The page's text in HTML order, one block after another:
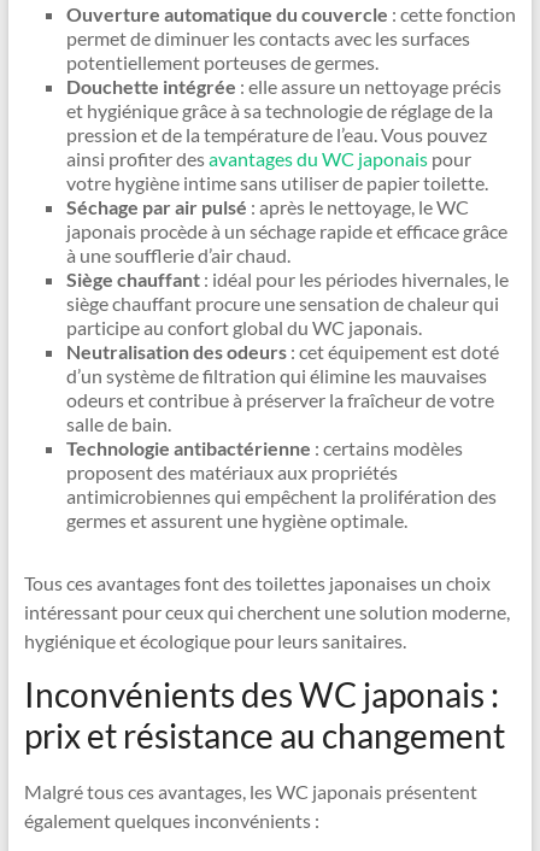
Ouverture automatique du couvercle : cette fonction
permet de diminuer les contacts avec les surfaces
potentiellement porteuses de germes.
Douchette intégrée : elle assure un nettoyage précis
et hygiénique grâce à sa technologie de réglage de la
pression et de la température de l’eau. Vous pouvez
ainsi profiter desavantages du WC japonaispour
votre hygiène intime sans utiliser de papier toilette.
Séchage par air pulsé : après le nettoyage, le WC
japonais procède à un séchage rapide et efficace grâce
à une soufflerie d’air chaud.
Siège chauffant: idéal pour les périodes hivernales, le
siège chauffant procure une sensation de chaleur qui
participe au confort global du WC japonais.
Neutralisation des odeurs: cet équipement est doté
d’un système de filtration qui élimine les mauvaises
odeurs et contribue à préserver la fraîcheur de votre
salle de bain.
Technologie antibactérienne : certains modèles
proposent des matériaux aux propriétés
antimicrobiennes qui empêchent la prolifération des
germes et assurent une hygiène optimale.
Tous ces avantages font des toilettes japonaises un choix
intéressant pour ceux qui cherchent une solution moderne,
hygiénique et écologique pour leurs sanitaires.
Inconvénients des WC japonais :
prix et résistance au changement
Malgré tous ces avantages, les WC japonais présentent
également quelques inconvénients :